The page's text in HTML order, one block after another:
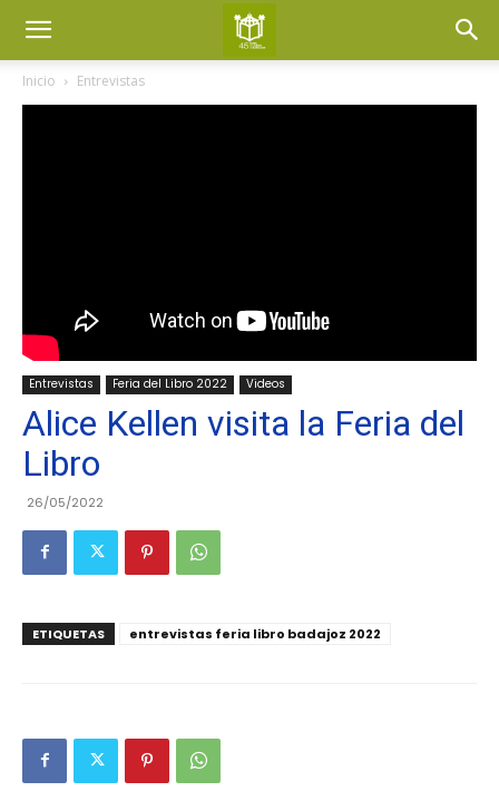
Inicio Entrevistas
Entrevistas Feria del Libro 2022 Videos
Alice Kellen visita la Feria del
Libro
26/05/2022
ETIQUETAS entrevistas feria libro badajoz 2022